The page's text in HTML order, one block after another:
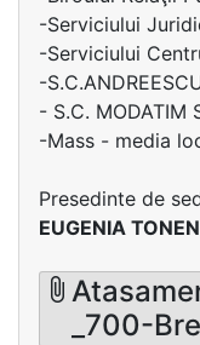
-Serviciului
-Serviciului
-
- S.C. MODATIM
-Mass - media
Presedinte de
EUGENIA
_700-